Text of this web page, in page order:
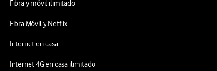
Fibra y móvil ilimitado
Fibra Móvil y Netflix
Internet en casa
Internet 4G en casa ilimitado